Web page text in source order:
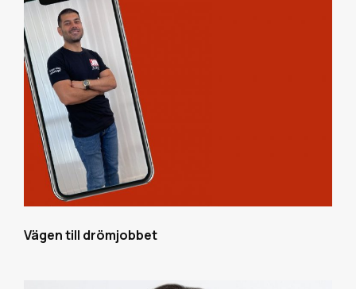
Vägen till drömjobbet